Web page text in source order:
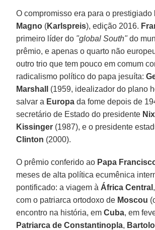
O compromisso era para o prestigiado
Magno (Karlspreis), edição 2016.
primeiro líder do "global South"do
prêmio, e apenas o quarto não
outro trio que tem pouco em comum
radicalismo político do papa jesuíta:
Marshall
(1959, idealizador do plano
salvar a Europa da fome depois de
secretário de Estado do presidente
Kissinger (1987), e o presidente
Clinton (2000).
O prêmio conferido ao Papa
meses de alta política ecumênica
pontificado: a viagem à África Central
com o patriarca ortodoxo de Moscou
encontro na história, emCuba, em
Patriarca de Constantinopla,